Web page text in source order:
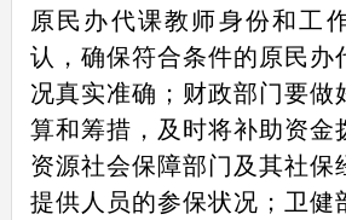
原民办代课教师身份和工
认，确保符合条件的原民办
况真实准确；财政部门要做
算和筹措，及时将补助资金
资源社会保障部门及其社保
提供人员的参保状况；卫健